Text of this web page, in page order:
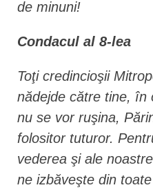
de minuni!
Condacul al 8-lea
Toţi credincioşii
nădejde către tine, în
nu se vor ruşina,
folositor tuturor.
vederea şi ale
ne izbăveşte din